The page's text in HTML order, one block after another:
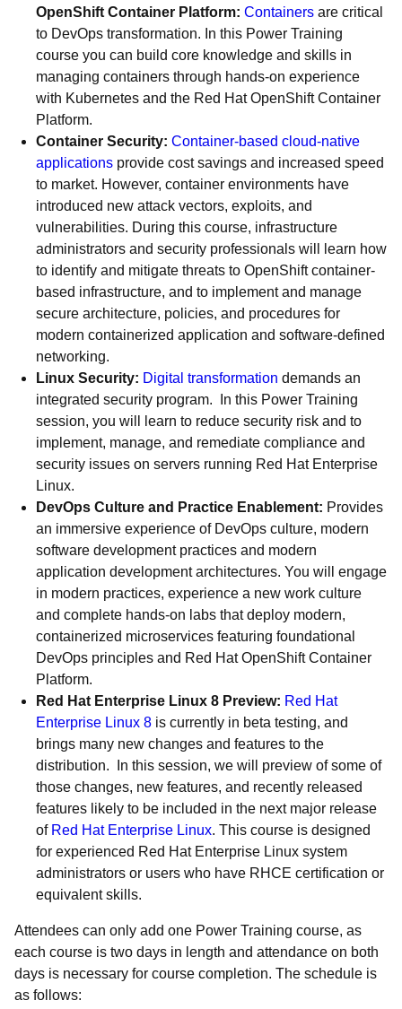
OpenShift Container Platform: Containers are critical
to DevOps transformation. In this Power Training
course you can build core knowledge and skills in
managing containers through hands-on experience
with Kubernetes and the Red Hat OpenShift Container
Platform.
Container Security: Container-based cloud-native
applications provide cost savings and increased speed
to market. However, container environments have
introduced new attack vectors, exploits, and
vulnerabilities. During this course, infrastructure
administrators and security professionals will learn how
to identify and mitigate threats to OpenShift container-
based infrastructure, and to implement and manage
secure architecture, policies, and procedures for
modern containerized application and software-defined
networking.
Linux Security: Digital transformation demands an
integrated security program. In this Power Training
session, you will learn to reduce security risk and to
implement, manage, and remediate compliance and
security issues on servers running Red Hat Enterprise
Linux.
DevOps Culture and Practice Enablement: Provides
an immersive experience of DevOps culture, modern
software development practices and modern
application development architectures. You will engage
in modern practices, experience a new work culture
and complete hands-on labs that deploy modern,
containerized microservices featuring foundational
DevOps principles and Red Hat OpenShift Container
Platform.
Red Hat Enterprise Linux 8 Preview: Red Hat
Enterprise Linux 8 is currently in beta testing, and
brings many new changes and features to the
distribution. In this session, we will preview of some of
those changes, new features, and recently released
features likely to be included in the next major release
of Red Hat Enterprise Linux. This course is designed
for experienced Red Hat Enterprise Linux system
administrators or users who have RHCE certification or
equivalent skills.
Attendees can only add one Power Training course, as
each course is two days in length and attendance on both
days is necessary for course completion. The schedule is
as follows: